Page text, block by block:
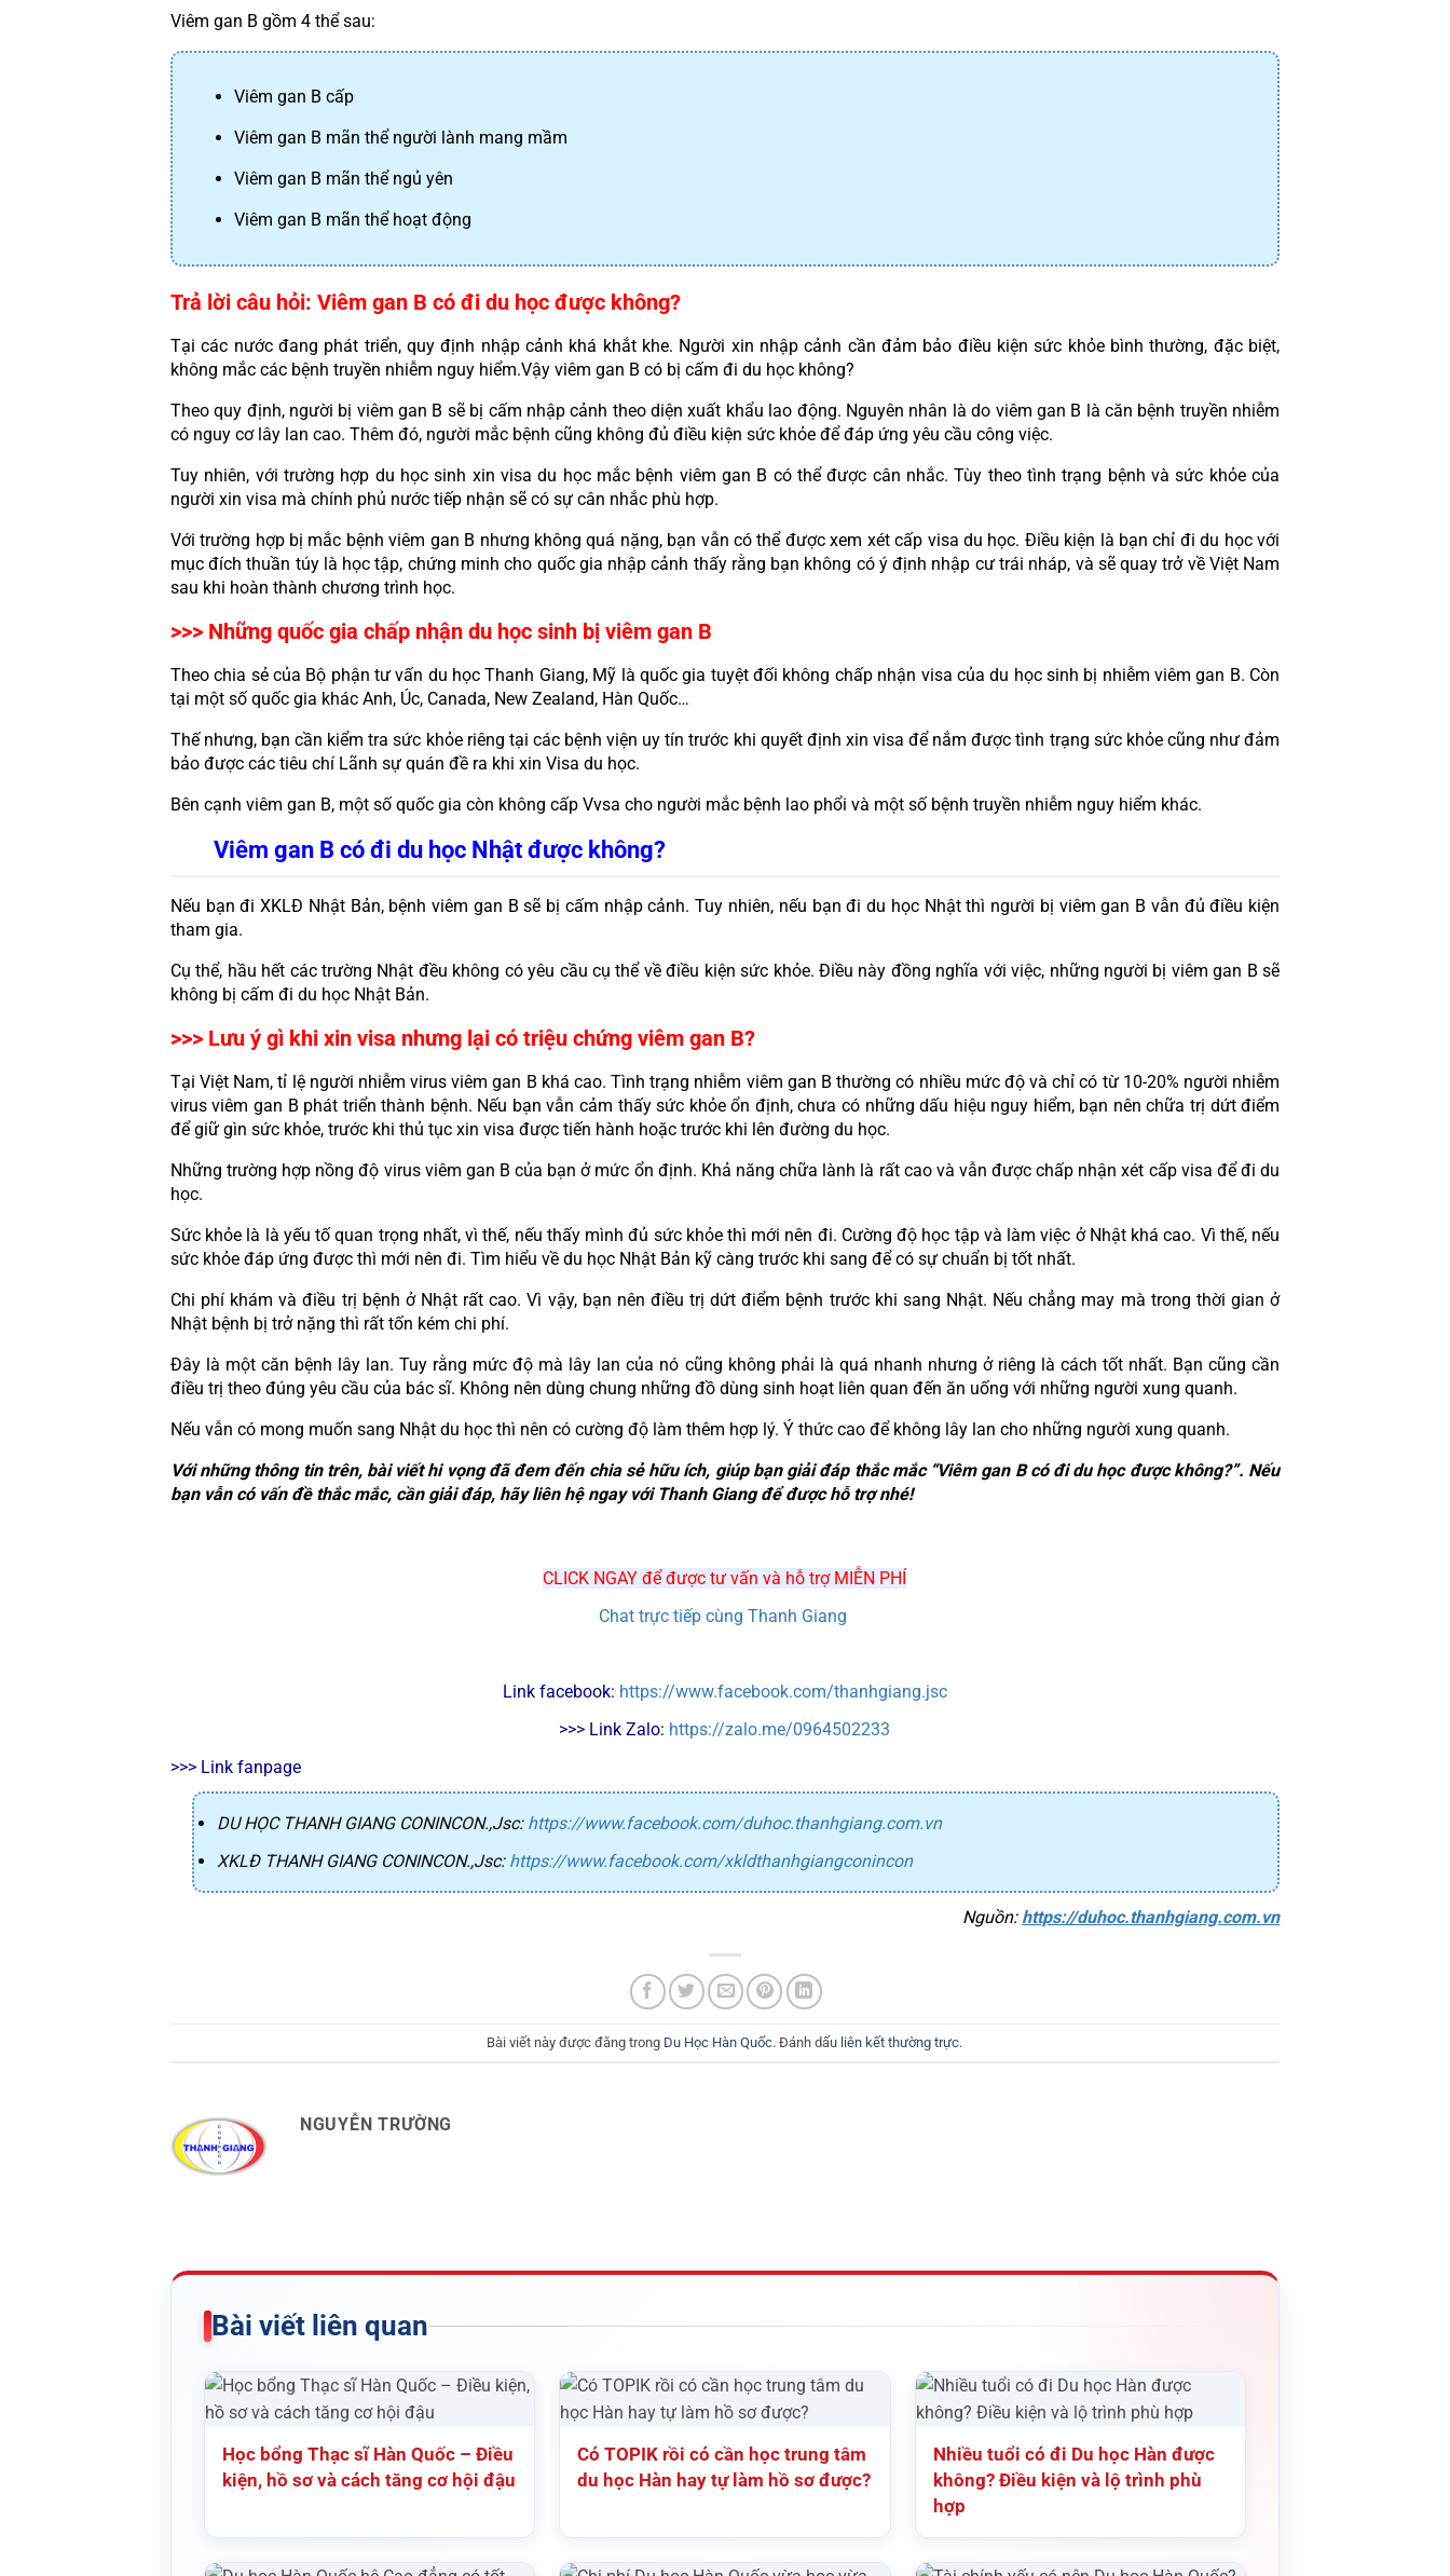
Viêm gan B gồm 4 thể sau:
Viêm gan B cấp
Viêm gan B mãn thể người lành mang mầm
Viêm gan B mãn thể ngủ yên
Viêm gan B mãn thể hoạt động
Trả lời câu hỏi: Viêm gan B có đi du học được không?
Tại các nước đang phát triển, quy định nhập cảnh khá khắt khe. Người xin nhập cảnh cần đảm bảo điều kiện sức khỏe bình thường, đặc biệt,
không mắc các bệnh truyền nhiễm nguy hiểm.Vậy viêm gan B có bị cấm đi du học không?
Theo quy định, người bị viêm gan B sẽ bị cấm nhập cảnh theo diện xuất khẩu lao động. Nguyên nhân là do viêm gan B là căn bệnh truyền nhiễm
có nguy cơ lây lan cao. Thêm đó, người mắc bệnh cũng không đủ điều kiện sức khỏe để đáp ứng yêu cầu công việc.
Tuy nhiên, với trường hợp du học sinh xin visa du học mắc bệnh viêm gan B có thể được cân nhắc. Tùy theo tình trạng bệnh và sức khỏe của
người xin visa mà chính phủ nước tiếp nhận sẽ có sự cân nhắc phù hợp.
Với trường hợp bị mắc bệnh viêm gan B nhưng không quá nặng, bạn vẫn có thể được xem xét cấp visa du học. Điều kiện là bạn chỉ đi du học với
mục đích thuần túy là học tập, chứng minh cho quốc gia nhập cảnh thấy rằng bạn không có ý định nhập cư trái nháp, và sẽ quay trở về Việt Nam
sau khi hoàn thành chương trình học.
>>> Những quốc gia chấp nhận du học sinh bị viêm gan B
Theo chia sẻ của Bộ phận tư vấn du học Thanh Giang, Mỹ là quốc gia tuyệt đối không chấp nhận visa của du học sinh bị nhiễm viêm gan B. Còn
tại một số quốc gia khác Anh, Úc, Canada, New Zealand, Hàn Quốc…
Thế nhưng, bạn cần kiểm tra sức khỏe riêng tại các bệnh viện uy tín trước khi quyết định xin visa để nắm được tình trạng sức khỏe cũng như đảm
bảo được các tiêu chí Lãnh sự quán đề ra khi xin Visa du học.
Bên cạnh viêm gan B, một số quốc gia còn không cấp Vvsa cho người mắc bệnh lao phổi và một số bệnh truyền nhiễm nguy hiểm khác.
Viêm gan B có đi du học Nhật được không?
Nếu bạn đi XKLĐ Nhật Bản, bệnh viêm gan B sẽ bị cấm nhập cảnh. Tuy nhiên, nếu bạn đi du học Nhật thì người bị viêm gan B vẫn đủ điều kiện
tham gia.
Cụ thể, hầu hết các trường Nhật đều không có yêu cầu cụ thể về điều kiện sức khỏe. Điều này đồng nghĩa với việc, những người bị viêm gan B sẽ
không bị cấm đi du học Nhật Bản.
>>> Lưu ý gì khi xin visa nhưng lại có triệu chứng viêm gan B?
Tại Việt Nam, tỉ lệ người nhiễm virus viêm gan B khá cao. Tình trạng nhiễm viêm gan B thường có nhiều mức độ và chỉ có từ 10-20% người nhiễm
virus viêm gan B phát triển thành bệnh. Nếu bạn vẫn cảm thấy sức khỏe ổn định, chưa có những dấu hiệu nguy hiểm, bạn nên chữa trị dứt điểm
để giữ gìn sức khỏe, trước khi thủ tục xin visa được tiến hành hoặc trước khi lên đường du học.
Những trường hợp nồng độ virus viêm gan B của bạn ở mức ổn định. Khả năng chữa lành là rất cao và vẫn được chấp nhận xét cấp visa để đi du
học.
Sức khỏe là là yếu tố quan trọng nhất, vì thế, nếu thấy mình đủ sức khỏe thì mới nên đi. Cường độ học tập và làm việc ở Nhật khá cao. Vì thế, nếu
sức khỏe đáp ứng được thì mới nên đi. Tìm hiểu về du học Nhật Bản kỹ càng trước khi sang để có sự chuẩn bị tốt nhất.
Chi phí khám và điều trị bệnh ở Nhật rất cao. Vì vậy, bạn nên điều trị dứt điểm bệnh trước khi sang Nhật. Nếu chẳng may mà trong thời gian ở
Nhật bệnh bị trở nặng thì rất tốn kém chi phí.
Đây là một căn bệnh lây lan. Tuy rằng mức độ mà lây lan của nó cũng không phải là quá nhanh nhưng ở riêng là cách tốt nhất. Bạn cũng cần
điều trị theo đúng yêu cầu của bác sĩ. Không nên dùng chung những đồ dùng sinh hoạt liên quan đến ăn uống với những người xung quanh.
Nếu vẫn có mong muốn sang Nhật du học thì nên có cường độ làm thêm hợp lý. Ý thức cao để không lây lan cho những người xung quanh.
Với những thông tin trên, bài viết hi vọng đã đem đến chia sẻ hữu ích, giúp bạn giải đáp thắc mắc “Viêm gan B có đi du học được không?”. Nếu
bạn vẫn có vấn đề thắc mắc, cần giải đáp, hãy liên hệ ngay với Thanh Giang để được hỗ trợ nhé!
CLICK NGAY để được tư vấn và hỗ trợ MIỄN PHÍ
Chat trực tiếp cùng Thanh Giang
Link facebook: https://www.facebook.com/thanhgiang.jsc
>>> Link Zalo: https://zalo.me/0964502233
>>> Link fanpage
DU HỌC THANH GIANG CONINCON.,Jsc: https://www.facebook.com/duhoc.thanhgiang.com.vn
XKLĐ THANH GIANG CONINCON.,Jsc: https://www.facebook.com/xkldthanhgiangconincon
Nguồn: https://duhoc.thanhgiang.com.vn
Bài viết này được đăng trong Du Học Hàn Quốc. Đánh dấu liên kết thường trực.
NGUYỄN TRƯỜNG
Bài viết liên quan
Học bổng Thạc sĩ Hàn Quốc – Điều
kiện, hồ sơ và cách tăng cơ hội đậu
Có TOPIK rồi có cần học trung tâm
du học Hàn hay tự làm hồ sơ được?
Nhiều tuổi có đi Du học Hàn được
không? Điều kiện và lộ trình phù
hợp